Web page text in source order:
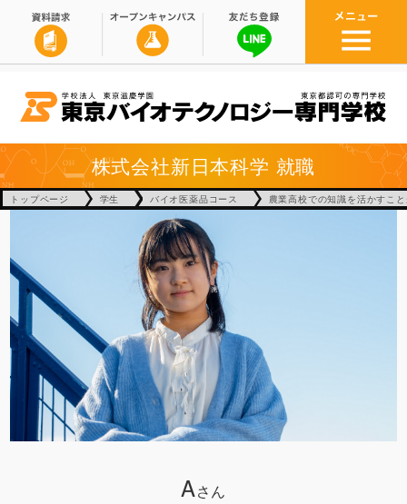
株式会社新日本科学 就職
トップページ 学生 バイオ医薬品コース 農業高校での知識を活かすこ
Aさん